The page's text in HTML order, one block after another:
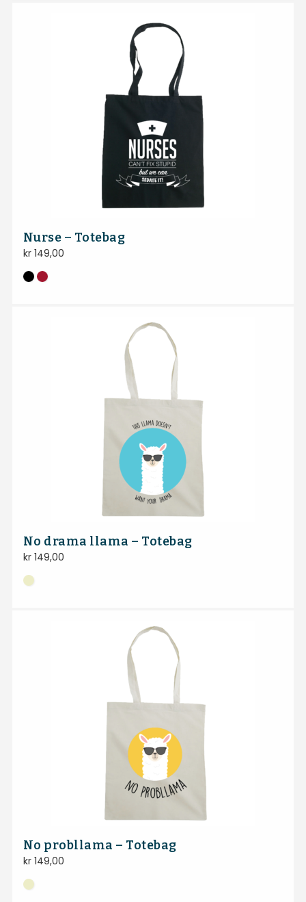
Nurse – Totebag
kr149,00
No drama llama – Totebag
kr149,00
No probllama – Totebag
kr149,00